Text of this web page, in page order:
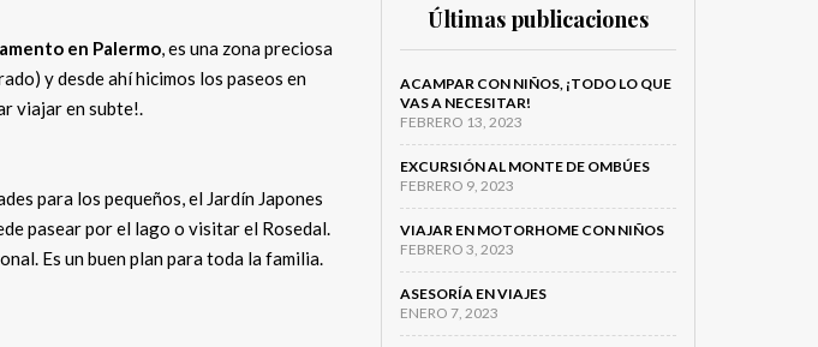
en Palermo, es una zona preciosa
y desde ahí hicimos los paseos en
viajar en subte!.
para los pequeños, el Jardín Japones
pasear por el lago o visitar el Rosedal.
Es un buen plan para toda la familia.
Últimas publicaciones
ACAMPAR CON NIÑOS, ¡TODO LO QUE
VAS A NECESITAR!
FEBRERO 13, 2023
EXCURSIÓN AL MONTE DE OMBÚES
FEBRERO 9, 2023
VIAJAR EN MOTORHOME CON NIÑOS
FEBRERO 3, 2023
ASESORÍA EN VIAJES
ENERO 7, 2023